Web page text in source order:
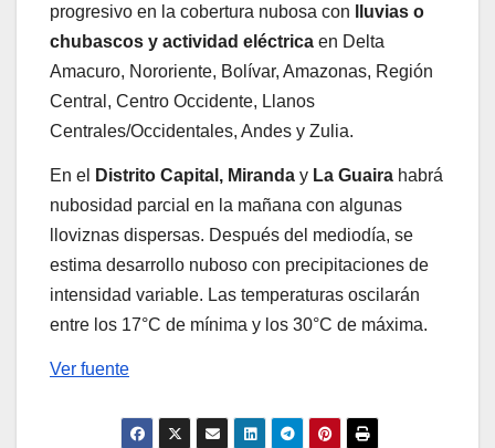
progresivo en la cobertura nubosa con lluvias o
chubascos y actividad eléctrica en Delta
Amacuro, Nororiente, Bolívar, Amazonas, Región
Central, Centro Occidente, Llanos
Centrales/Occidentales, Andes y Zulia.
En el Distrito Capital, Miranda y La Guaira habrá
nubosidad parcial en la mañana con algunas
lloviznas dispersas. Después del mediodía, se
estima desarrollo nuboso con precipitaciones de
intensidad variable. Las temperaturas oscilarán
entre los 17°C de mínima y los 30°C de máxima.
Ver fuente